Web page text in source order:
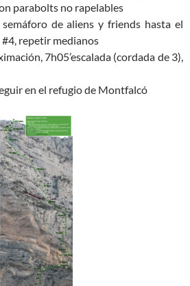
parabolts no rapelables
de aliens y friends hasta el
repetir medianos
7h05’escalada (cordada de 3),
en el refugio de Montfalcó